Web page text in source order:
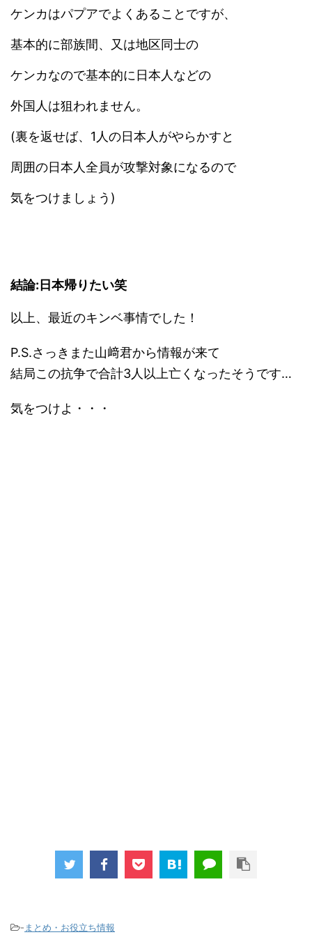
ケンカはパプアでよくあることですが、
基本的に部族間、又は地区同士の
ケンカなので基本的に日本人などの
外国人は狙われません。
(裏を返せば、1人の日本人がやらかすと
周囲の日本人全員が攻撃対象になるので
気をつけましょう)
結論:日本帰りたい笑
以上、最近のキンベ事情でした！
P.S.さっきまた山﨑君から情報が来て
結局この抗争で合計3人以上亡くなったそうです…
気をつけよ・・・
- まとめ・お役立ち情報